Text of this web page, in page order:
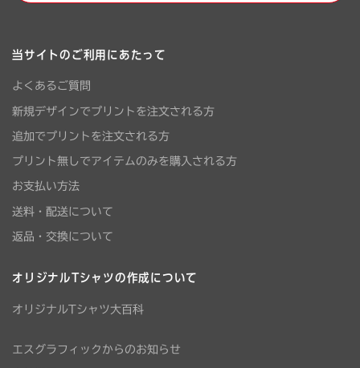
当サイトのご利用にあたって
よくあるご質問
新規デザインでプリントを注文される方
追加でプリントを注文される方
プリント無しでアイテムのみを購入される方
お支払い方法
送料・配送について
返品・交換について
オリジナルTシャツの作成について
オリジナルTシャツ大百科
エスグラフィックからのお知らせ